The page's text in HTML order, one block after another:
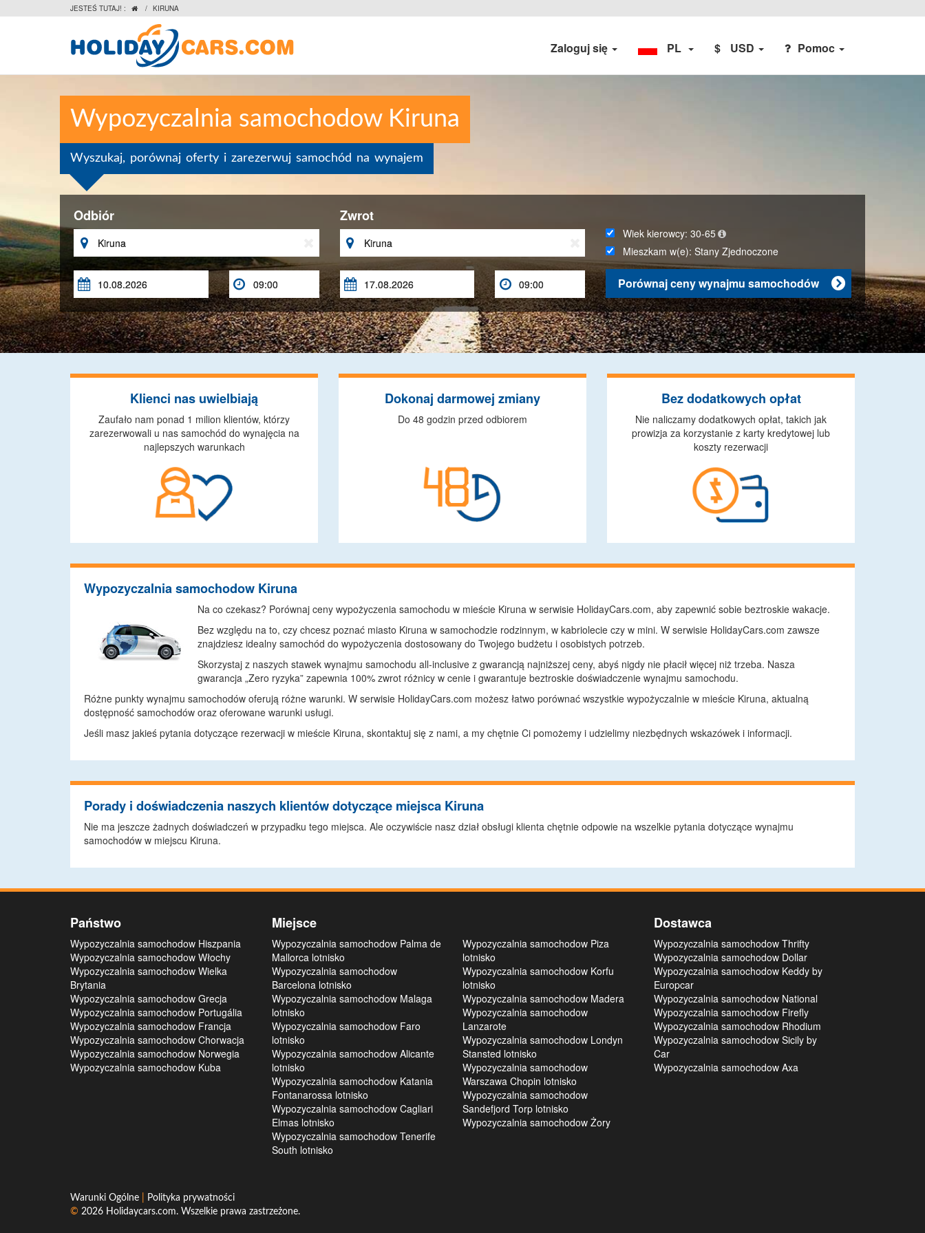
JESTEŚ TUTAJ! :  / KIRUNA
Zaloguj się PL $ USD Pomoc
Wypozyczalnia samochodow Kiruna
Wyszukaj, porównaj oferty i zarezerwuj samochód na wynajem
Odbiór

 
Zwrot

 
Wiek kierowcy:30-65
Mieszkam w(e):Stany Zjednoczone

Porównaj ceny wynajmu samochodów
Klienci nas uwielbiają
Zaufało nam ponad 1 milion klientów, którzy
zarezerwowali u nas samochód do wynajęcia na
najlepszych warunkach
Dokonaj darmowej zmiany
Do 48 godzin przed odbiorem
Bez dodatkowych opłat
Nie naliczamy dodatkowych opłat, takich jak
prowizja za korzystanie z karty kredytowej lub
koszty rezerwacji
Wypozyczalnia samochodow Kiruna
Na co czekasz? Porównaj ceny wypożyczenia samochodu w mieście Kiruna w serwisie HolidayCars.com, aby zapewnić sobie beztroskie wakacje.
Bez względu na to, czy chcesz poznać miasto Kiruna w samochodzie rodzinnym, w kabriolecie czy w mini. W serwisie HolidayCars.com zawsze
znajdziesz idealny samochód do wypożyczenia dostosowany do Twojego budżetu i osobistych potrzeb.
Skorzystaj z naszych stawek wynajmu samochodu all-inclusive z gwarancją najniższej ceny, abyś nigdy nie płacił więcej niż trzeba. Nasza
gwarancja „Zero ryzyka” zapewnia 100% zwrot różnicy w cenie i gwarantuje beztroskie doświadczenie wynajmu samochodu.
Różne punkty wynajmu samochodów oferują różne warunki. W serwisie HolidayCars.com możesz łatwo porównać wszystkie wypożyczalnie w mieście Kiruna, aktualną
dostępność samochodów oraz oferowane warunki usługi.
Jeśli masz jakieś pytania dotyczące rezerwacji w mieście Kiruna, skontaktuj się z nami, a my chętnie Ci pomożemy i udzielimy niezbędnych wskazówek i informacji.
Porady i doświadczenia naszych klientów dotyczące miejsca Kiruna
Nie ma jeszcze żadnych doświadczeń w przypadku tego miejsca. Ale oczywiście nasz dział obsługi klienta chętnie odpowie na wszelkie pytania dotyczące wynajmu
samochodów w miejscu Kiruna.
Państwo
Wypozyczalnia samochodow Hiszpania
Wypozyczalnia samochodow Włochy
Wypozyczalnia samochodow Wielka
Brytania
Wypozyczalnia samochodow Grecja
Wypozyczalnia samochodow Portugália
Wypozyczalnia samochodow Francja
Wypozyczalnia samochodow Chorwacja
Wypozyczalnia samochodow Norwegia
Wypozyczalnia samochodow Kuba
Miejsce
Wypozyczalnia samochodow Palma de
Mallorca lotnisko
Wypozyczalnia samochodow
Barcelona lotnisko
Wypozyczalnia samochodow Malaga
lotnisko
Wypozyczalnia samochodow Faro
lotnisko
Wypozyczalnia samochodow Alicante
lotnisko
Wypozyczalnia samochodow Katania
Fontanarossa lotnisko
Wypozyczalnia samochodow Cagliari
Elmas lotnisko
Wypozyczalnia samochodow Tenerife
South lotnisko
Wypozyczalnia samochodow Piza
lotnisko
Wypozyczalnia samochodow Korfu
lotnisko
Wypozyczalnia samochodow Madera
Wypozyczalnia samochodow
Lanzarote
Wypozyczalnia samochodow Londyn
Stansted lotnisko
Wypozyczalnia samochodow
Warszawa Chopin lotnisko
Wypozyczalnia samochodow
Sandefjord Torp lotnisko
Wypozyczalnia samochodow Żory
Dostawca
Wypozyczalnia samochodow Thrifty
Wypozyczalnia samochodow Dollar
Wypozyczalnia samochodow Keddy by
Europcar
Wypozyczalnia samochodow National
Wypozyczalnia samochodow Firefly
Wypozyczalnia samochodow Rhodium
Wypozyczalnia samochodow Sicily by
Car
Wypozyczalnia samochodow Axa
Warunki Ogólne
Polityka prywatności
© 2026 Holidaycars.com. Wszelkie prawa zastrzeżone.